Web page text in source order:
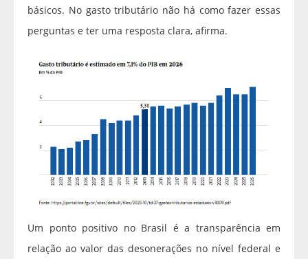
básicos. No gasto tributário não há como fazer essas
perguntas e ter uma resposta clara, afirma.
Um ponto positivo no Brasil é a transparência em
relação ao valor das desonerações no nível federal e